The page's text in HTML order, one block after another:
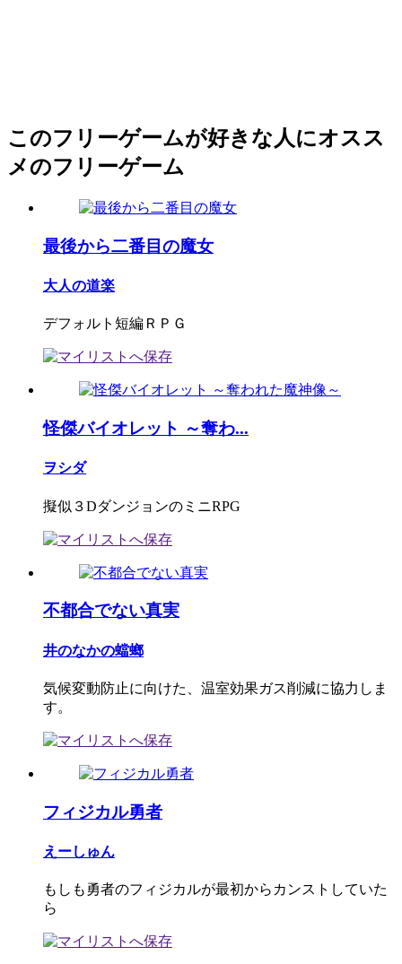
このフリーゲームが好きな人にオスス
メのフリーゲーム
最後から二番目の魔女
大人の道楽
デフォルト短編ＲＰＧ
怪傑バイオレット ～奪わ...
ヲシダ
擬似３DダンジョンのミニRPG
不都合でない真実
井のなかの蟷螂
気候変動防止に向けた、温室効果ガス削減に協力しま
す。
フィジカル勇者
えーしゅん
もしも勇者のフィジカルが最初からカンストしていた
ら